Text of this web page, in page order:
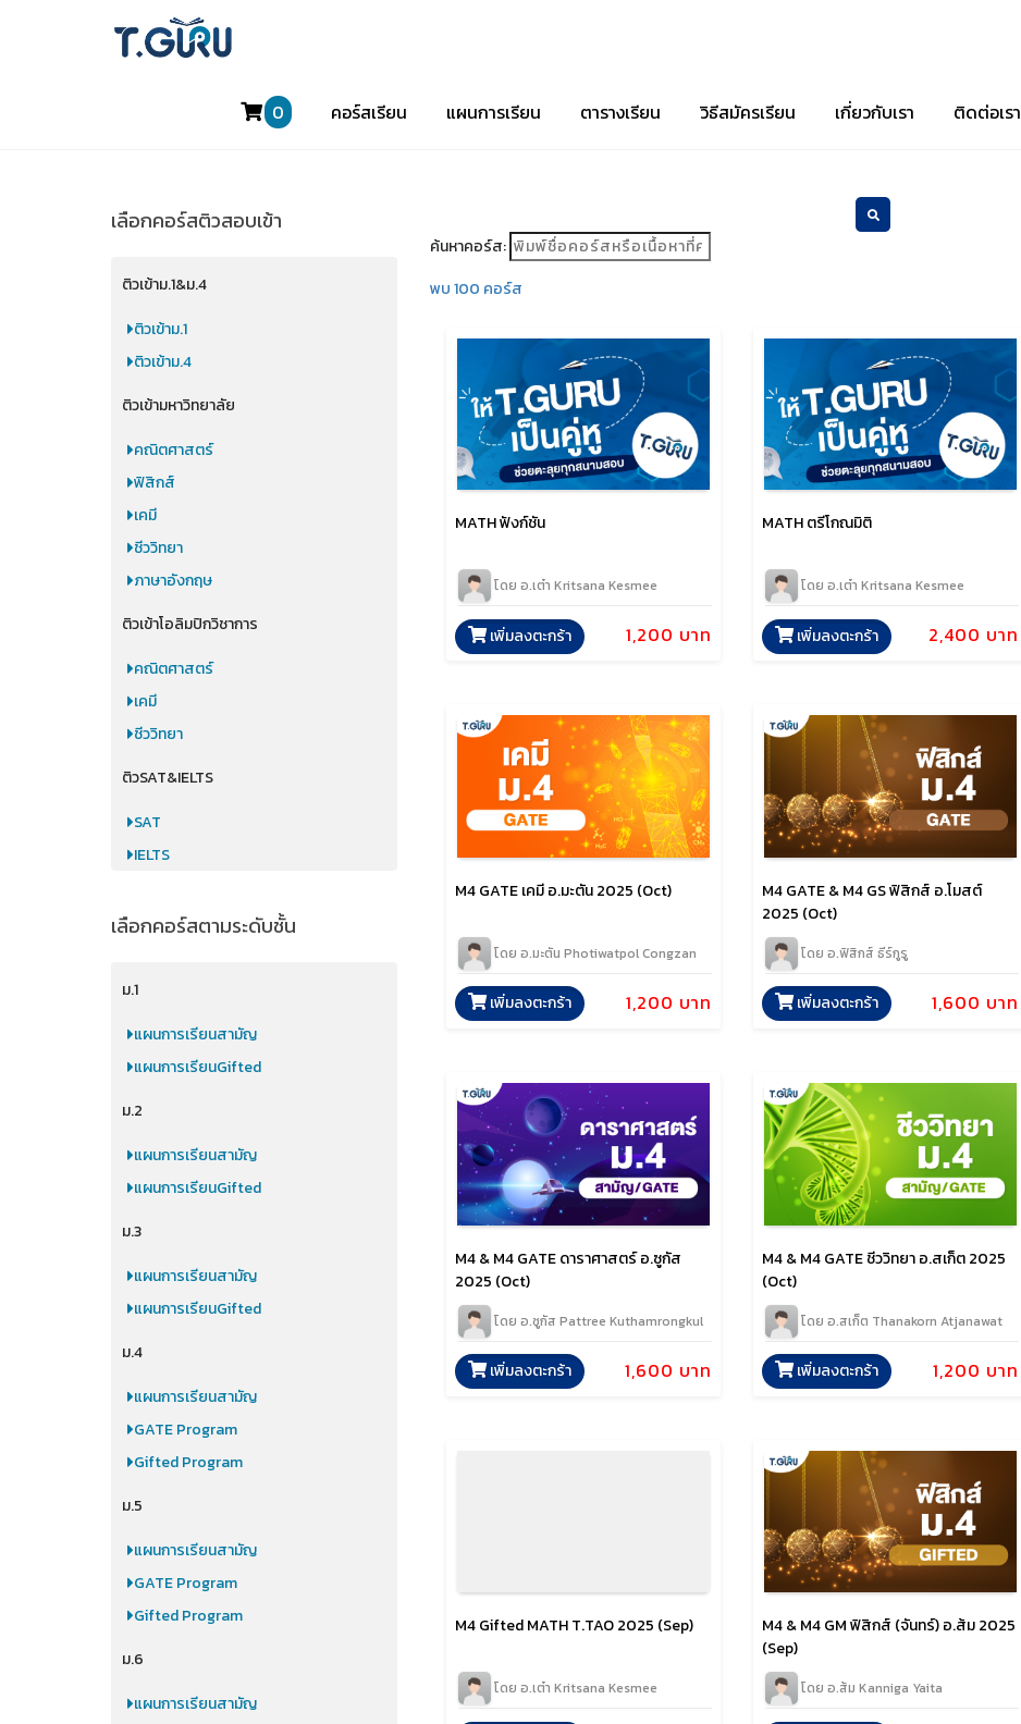
0 คอร์สเรียน แผนการเรียน ตารางเรียน วิธีสมัครเรียน เกี่ยวกับเรา ติดต่อเรา
เลือกคอร์สติวสอบเข้า
ติวเข้าม.1&ม.4
ติวเข้าม.1
ติวเข้าม.4
ติวเข้ามหาวิทยาลัย
คณิตศาสตร์
ฟิสิกส์
เคมี
ชีววิทยา
ภาษาอังกฤษ
ติวเข้าโอลิมปิกวิชาการ
คณิตศาสตร์
เคมี
ชีววิทยา
ติวSAT&IELTS
SAT
IELTS
เลือกคอร์สตามระดับชั้น
ม.1
แผนการเรียนสามัญ
แผนการเรียนGifted
ม.2
แผนการเรียนสามัญ
แผนการเรียนGifted
ม.3
แผนการเรียนสามัญ
แผนการเรียนGifted
ม.4
แผนการเรียนสามัญ
GATE Program
Gifted Program
ม.5
แผนการเรียนสามัญ
GATE Program
Gifted Program
ม.6
แผนการเรียนสามัญ
ค้นหาคอร์ส:
พบ 100 คอร์ส
MATH ฟังก์ชัน
โดย อ.เต๋า Kritsana Kesmee
1,200 บาท
เพิ่มลงตะกร้า
MATH ตรีโกณมิติ
โดย อ.เต๋า Kritsana Kesmee
2,400 บาท
เพิ่มลงตะกร้า
M4 GATE เคมี อ.มะตัน 2025 (Oct)
โดย อ.มะตัน Photiwatpol Congzan
1,200 บาท
เพิ่มลงตะกร้า
M4 GATE & M4 GS ฟิสิกส์ อ.โมสต์
2025 (Oct)
โดย อ.ฟิสิกส์ ธีร์กูรู
1,600 บาท
เพิ่มลงตะกร้า
M4 & M4 GATE ดาราศาสตร์ อ.ซูกัส
2025 (Oct)
โดย อ.ซูกัส Pattree Kuthamrongkul
1,600 บาท
เพิ่มลงตะกร้า
M4 & M4 GATE ชีววิทยา อ.สเก็ต 2025
(Oct)
โดย อ.สเก็ต Thanakorn Atjanawat
1,200 บาท
เพิ่มลงตะกร้า
M4 Gifted MATH T.TAO 2025 (Sep)
โดย อ.เต๋า Kritsana Kesmee
M4 & M4 GM ฟิสิกส์ (จันทร์) อ.ส้ม 2025
(Sep)
โดย อ.ส้ม Kanniga Yaita